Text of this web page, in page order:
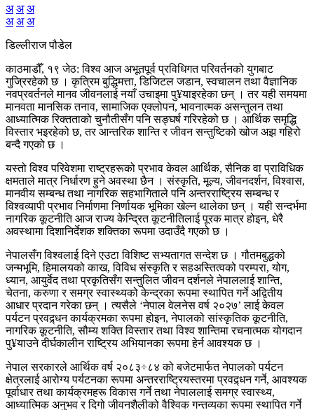
अ अ अ
अ अ अ
डिल्लीराज पौडेल
काठमाडौँ, १९ जेठ: विश्व आज अभूतपूर्व प्रविधिगत परिवर्तनको युगबाट
गुज्रिरहेको छ । कृत्रिम बुद्धिमत्ता, डिजिटल जडान, स्वचालन तथा वैज्ञानिक
नवप्रवर्तनले मानव जीवनलाई नयाँ उचाइमा पु¥याइरहेका छन् । तर यही समयमा
मानवता मानसिक तनाव, सामाजिक एक्लोपन, भावनात्मक असन्तुलन तथा
आध्यात्मिक रिक्तताको चुनौतीसँग पनि सङ्घर्ष गरिरहेको छ । आर्थिक समृद्धि
विस्तार भइरहेको छ, तर आन्तरिक शान्ति र जीवन सन्तुष्टिको खोज अझ गहिरो
बन्दै गएको छ ।
यस्तो विश्व परिवेशमा राष्ट्रहरूको प्रभाव केवल आर्थिक, सैनिक वा प्राविधिक
क्षमताले मात्र निर्धारण हुने अवस्था छैन । संस्कृति, मूल्य, जीवनदर्शन, विश्वास,
मानवीय सम्बन्ध तथा नागरिक सहभागिताले पनि अन्तरराष्ट्रिय सम्बन्ध र
विश्वव्यापी प्रभाव निर्माणमा निर्णायक भूमिका खेल्न थालेका छन् । यही सन्दर्भमा
नागरिक कूटनीति आज राज्य केन्द्रित कूटनीतिलाई पूरक मात्र होइन, धेरै
अवस्थामा दिशानिर्देशक शक्तिका रूपमा उदाउँदै गएको छ ।
नेपालसँग विश्वलाई दिने एउटा विशिष्ट सभ्यतागत सन्देश छ । गौतमबुद्धको
जन्मभूमि, हिमालयको काख, विविध संस्कृति र सहअस्तित्वको परम्परा, योग,
ध्यान, आयुर्वेद तथा प्रकृतिसँग सन्तुलित जीवन दर्शनले नेपाललाई शान्ति,
चेतना, करुणा र समग्र स्वास्थ्यको केन्द्रका रूपमा स्थापित गर्ने अद्वितीय
आधार प्रदान गरेका छन् । त्यसैले ‘नेपाल वेलनेस वर्ष २०२७’ लाई केवल
पर्यटन प्रवद्र्धन कार्यक्रमका रूपमा होइन, नेपालको सांस्कृतिक कूटनीति,
नागरिक कूटनीति, सौम्य शक्ति विस्तार तथा विश्व शान्तिमा रचनात्मक योगदान
पु¥याउने दीर्घकालीन राष्ट्रिय अभियानका रूपमा हेर्न आवश्यक छ ।
नेपाल सरकारले आर्थिक वर्ष २०८३÷८४ को बजेटमार्फत नेपालको पर्यटन
क्षेत्रलाई आरोग्य पर्यटनका रूपमा अन्तरराष्ट्रियस्तरमा प्रवद्र्धन गर्ने, आवश्यक
पूर्वाधार तथा कार्यक्रमहरू विकास गर्ने तथा नेपाललाई समग्र स्वास्थ्य,
आध्यात्मिक अनुभव र दिगो जीवनशैलीको वैश्विक गन्तव्यका रूपमा स्थापित गर्ने